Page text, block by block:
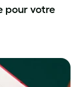
pour votre